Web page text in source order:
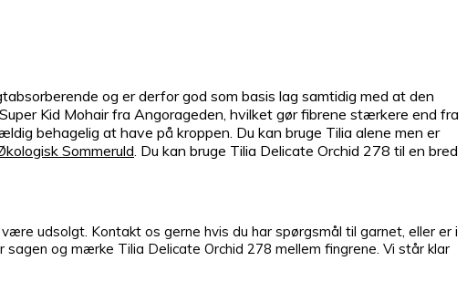
og er derfor god som basis lag samtidig med at den
Kid Mohair fra Angorageden, hvilket gør fibrene stærkere end fra
behagelig at have på kroppen. Du kan bruge Tilia alene men er
Sommeruld. Du kan bruge Tilia Delicate Orchid 278 til en bred
udsolgt. Kontakt os gerne hvis du har spørgsmål til garnet, eller er i
og mærke Tilia Delicate Orchid 278 mellem fingrene. Vi står klar